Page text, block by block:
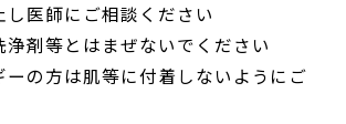
し医師にご相談ください
剤等とはまぜないでください
の方は肌等に付着しないようにご